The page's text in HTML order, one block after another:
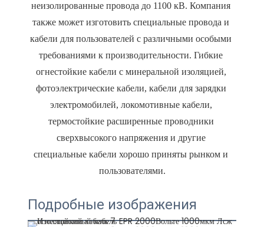
неизолированные провода до 1100 кВ. Компания
также может изготовить специальные провода и
кабели для пользователей с различными особыми
требованиями к производительности. Гибкие
огнестойкие кабели с минеральной изоляцией,
фотоэлектрические кабели, кабели для зарядки
электромобилей, локомотивные кабели,
термостойкие расширенные проводники
сверхвысокого напряжения и другие
специальные кабели хорошо приняты рынком и
Подробные изображения